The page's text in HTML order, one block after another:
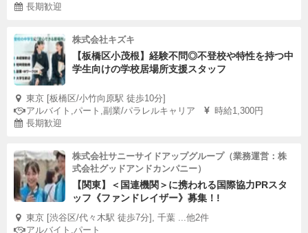
長期歓迎
株式会社キズキ
【板橋区小茂根】経験不問◎不登校や特性を持つ中
学生向けの学校居場所支援スタッフ
東京 [板橋区/小竹向原駅 徒歩10分]
アルバイト,パート,副業/パラレルキャリア
時給1,300円
長期歓迎
株式会社サニーサイドアップグループ（業務運営：株
式会社グッドアンドカンパニー）
【関東】＜国連機関＞に携われる国際協力PRスタ
ッフ《ファンドレイザー》募集！!
東京 [渋谷区/代々木駅 徒歩7分], 千葉 ...他2件
アルバイト,パート